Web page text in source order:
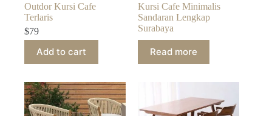
Outdor Kursi Cafe
Terlaris
$79
Add to cart
Kursi Cafe Minimalis
Sandaran Lengkap
Surabaya
Read more